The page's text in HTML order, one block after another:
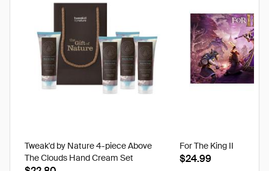
Tweak'd by Nature 4-piece Above
The Clouds Hand Cream Set
For The King II
$24.99